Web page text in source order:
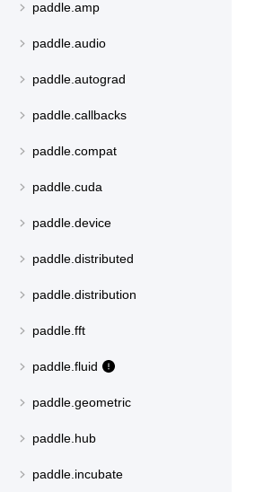
paddle.amp
paddle.audio
paddle.autograd
paddle.callbacks
paddle.compat
paddle.cuda
paddle.device
paddle.distributed
paddle.distribution
paddle.fft
paddle.fluid
paddle.geometric
paddle.hub
paddle.incubate